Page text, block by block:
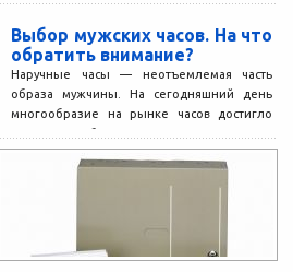
Выбор мужских часов. На что
обратить внимание?
Наручные часы — неотъемлемая часть
образа мужчины. На сегодняшний день
многообразие на рынке часов достигло
таких масштабов, что человеку, перед...